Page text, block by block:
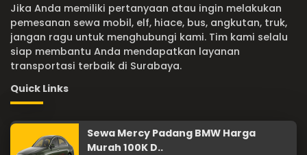
Jika Anda memiliki pertanyaan atau ingin melakukan
pemesanan sewa mobil, elf, hiace, bus, angkutan, truk,
jangan ragu untuk menghubungi kami. Tim kami selalu
siap membantu Anda mendapatkan layanan
transportasi terbaik di Surabaya.
Quick Links
Sewa Mercy Padang BMW Harga
Murah 100K D..